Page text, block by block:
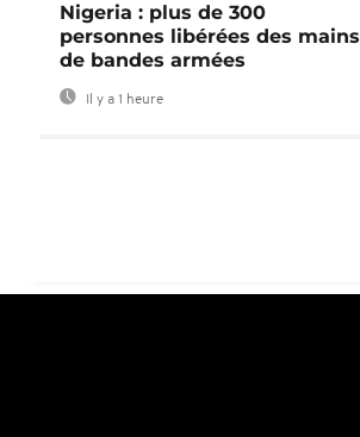
Nigeria : plus de 300
personnes libérées des mains
de bandes armées
Il y a 1 heure